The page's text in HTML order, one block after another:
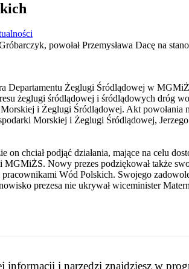
powołał Przemysława Dacę na
Departamentu Żeglugi Śródlądowej w
żeglugi śródlądowej i śródlądowych dróg
i Żeglugi Śródlądowej. Akt powołania
Morskiej i Żeglugi Śródlądowej,
on chciał podjąć działania, mające na celu
Nowy prezes podziękował także
Wód Polskich. Swojego
prezesa nie ukrywał wiceminister
informacji i narzędzi znajdziesz w